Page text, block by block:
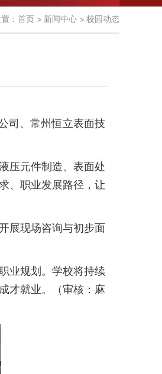
： 首页 新闻中心 校园动态
司、常州恒立表面技
压元件制造、表面处
、职业发展路径，让
展现场咨询与初步面
业规划。学校将持续
才就业。（审核：麻